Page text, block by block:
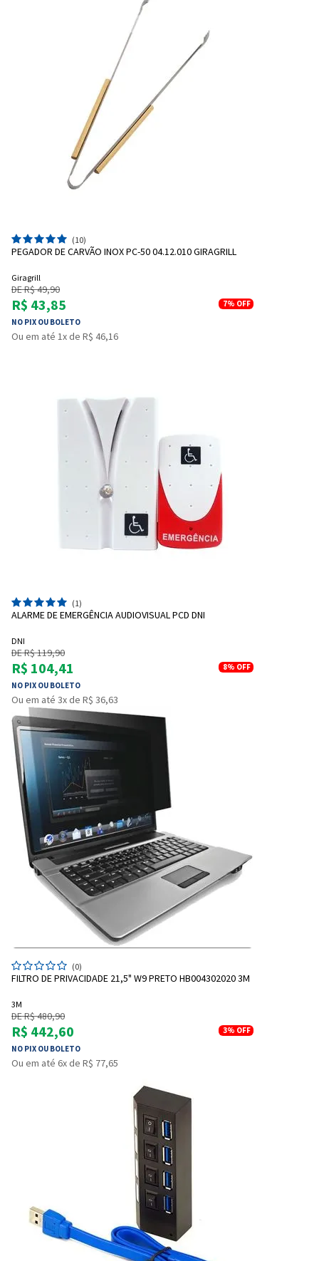
Entrega Flash
Cartão de crédito
Pagamento via Pix
Retire na Loja
(10)
PEGADOR DE CARVÃO INOX PC-50 04.12.010 GIRAGRILL
Giragrill
DE R$ 49,90
R$ 43,85
NO PIX OU BOLETO
7% OFF
Ou em até 1x de R$ 46,16
(1)
ALARME DE EMERGÊNCIA AUDIOVISUAL PCD DNI
DNI
DE R$ 119,90
R$ 104,41
NO PIX OU BOLETO
8% OFF
Ou em até 3x de R$ 36,63
(0)
FILTRO DE PRIVACIDADE 21,5" W9 PRETO HB004302020 3M
3M
DE R$ 480,90
R$ 442,60
NO PIX OU BOLETO
3% OFF
Ou em até 6x de R$ 77,65